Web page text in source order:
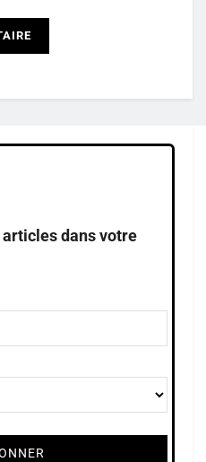
dans votre